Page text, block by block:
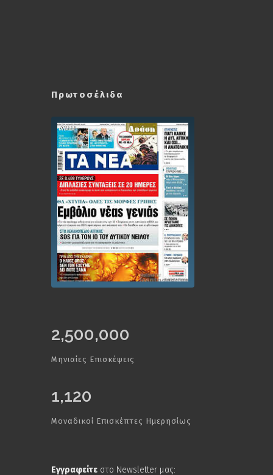
Πρωτοσέλιδα
2,500,000
Μηνιαίες Επισκέψεις
1,120
Μοναδικοί Επισκέπτες Ημερησίως
Εγγραφείτε στο Newsletter μας: